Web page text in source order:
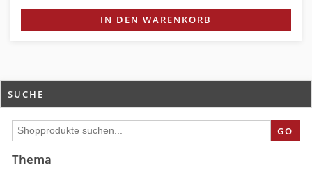
IN DEN WARENKORB
SUCHE
GO
Thema